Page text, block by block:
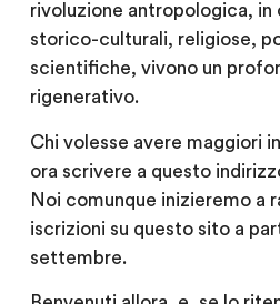
rivoluzione antropologica,
storico-culturali, religiose,
scientifiche, vivono un
rigenerativo.
Chi volesse avere maggiori
ora scrivere a questo
Noi comunque inizieremo a
iscrizioni su questo sito a
settembre.